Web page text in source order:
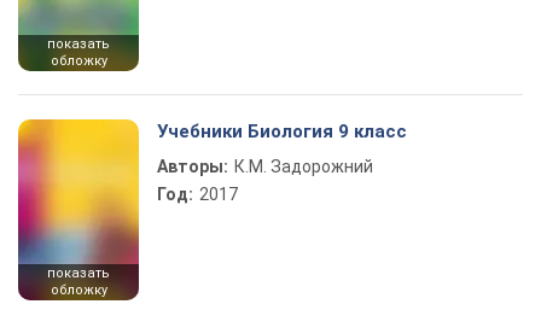
показать
обложку
показать
обложку
Учебники Биология 9 класс
Авторы: К.М. Задорожний
Год: 2017